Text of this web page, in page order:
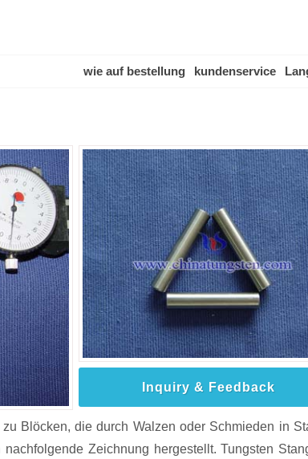
wie auf bestellung kundenservice
Inquiry & Feedback
Blöcken, die durch Walzen oder Schmieden in
Zeichnung hergestellt. Tungsten